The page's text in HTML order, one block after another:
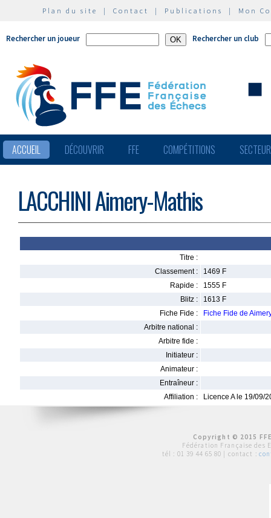
Plan du site | Contact | Publications | Mon
Rechercher un joueur Rechercher un club
ACCUEIL DÉCOUVRIR FFE COMPÉTITIONS
LACCHINI Aimery-Mathis
Titre :
Classement :
1469 F
Rapide :
1555 F
Blitz :
1613 F
Fiche Fide :
Fiche Fide de
Arbitre national :
Arbitre fide :
Initiateur :
Animateur :
Entraîneur :
Affiliation :
Licence A le 19/09/
Copyright © 2015
Fédération Française des
tél : 01 39 44 65 80 | contact :